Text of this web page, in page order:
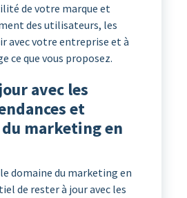
de votre marque et
des utilisateurs, les
avec votre entreprise et à
ce que vous proposez.
avec les
et
marketing en
domaine du marketing en
de rester à jour avec les